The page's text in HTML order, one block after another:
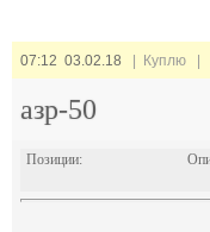
07:12 03.02.18 | Куплю |
азр-50
Позиции: